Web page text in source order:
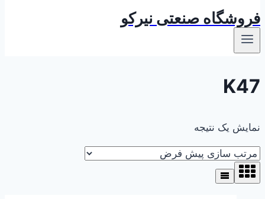
فروشگاه صنعتی نیرکو
K47
نمایش یک نتیجه